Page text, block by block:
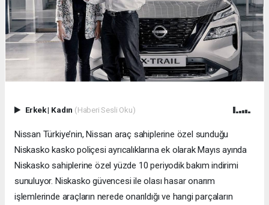
Erkek| Kadın (Haberi Sesli Oku)
Nissan Türkiye’nin, Nissan araç sahiplerine özel sunduğu
Niskasko kasko poliçesi ayrıcalıklarına ek olarak Mayıs ayında
Niskasko sahiplerine özel yüzde 10 periyodik bakım indirimi
sunuluyor. Niskasko güvencesi ile olası hasar onarım
işlemlerinde araçların nerede onarıldığı ve hangi parçaların